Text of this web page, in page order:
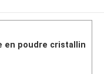
en poudre cristallin